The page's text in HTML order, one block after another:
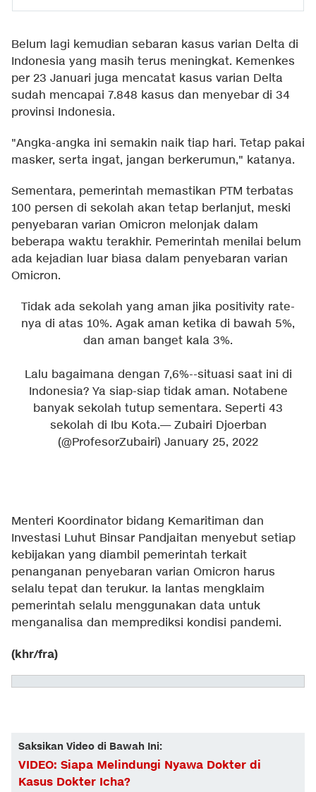
Belum lagi kemudian sebaran kasus varian Delta di
Indonesia yang masih terus meningkat. Kemenkes
per 23 Januari juga mencatat kasus varian Delta
sudah mencapai 7.848 kasus dan menyebar di 34
provinsi Indonesia.
"Angka-angka ini semakin naik tiap hari. Tetap pakai
masker, serta ingat, jangan berkerumun," katanya.
Sementara, pemerintah memastikan PTM terbatas
100 persen di sekolah akan tetap berlanjut, meski
penyebaran varian Omicron melonjak dalam
beberapa waktu terakhir. Pemerintah menilai belum
ada kejadian luar biasa dalam penyebaran varian
Omicron.
Tidak ada sekolah yang aman jika positivity rate-
nya di atas 10%. Agak aman ketika di bawah 5%,
dan aman banget kala 3%.
Lalu bagaimana dengan 7,6%--situasi saat ini di
Indonesia? Ya siap-siap tidak aman. Notabene
banyak sekolah tutup sementara. Seperti 43
sekolah di Ibu Kota.— Zubairi Djoerban
(@ProfesorZubairi) January 25, 2022
Menteri Koordinator bidang Kemaritiman dan
Investasi Luhut Binsar Pandjaitan menyebut setiap
kebijakan yang diambil pemerintah terkait
penanganan penyebaran varian Omicron harus
selalu tepat dan terukur. Ia lantas mengklaim
pemerintah selalu menggunakan data untuk
menganalisa dan memprediksi kondisi pandemi.
(khr/fra)
Saksikan Video di Bawah Ini:
VIDEO: Siapa Melindungi Nyawa Dokter di
Kasus Dokter Icha?